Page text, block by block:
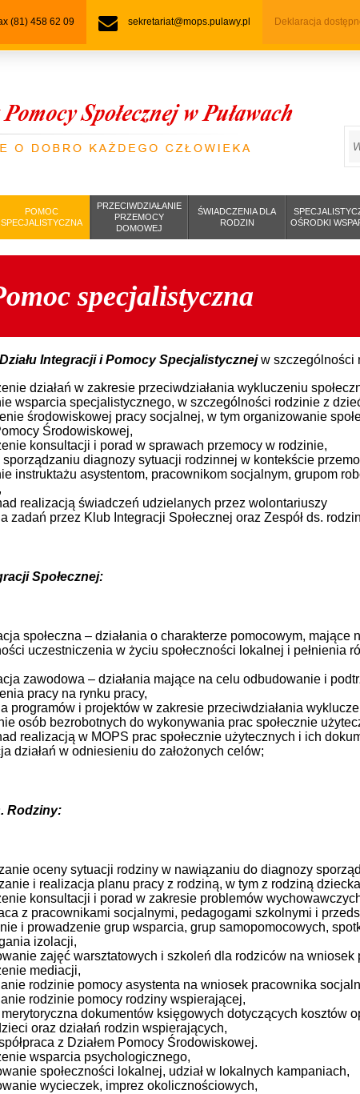
(81) 458 62 09 sekretariat@mops.pulawy.pl Deklaracja
POMOC
SPECJALISTYCZNA
PRZECIWDZIAŁANIE
PRZEMOCY
DOMOWEJ
ŚWIADCZENIA DLA
RODZIN
OŚRODKI
specjalistyczna
Działu Integracji i Pomocy Specjalistycznejw szczególności
działań w zakresie przeciwdziałania wykluczeniu
wsparcia specjalistycznego, w szczególności rodzinie z
środowiskowej pracy socjalnej, w tym organizowanie
Środowiskowej,
konsultacji i porad w sprawach przemocy w rodzinie,
sporządzaniu diagnozy sytuacji rodzinnej w kontekście
instruktażu asystentom, pracownikom socjalnym, grupom
realizacją świadczeń udzielanych przez wolontariuszy
zadań przez Klub Integracji Społecznej oraz Zespół ds.
Społecznej:
społeczna – działania o charakterze pomocowym,
uczestniczenia w życiu społeczności lokalnej i pełnienia
zawodowa – działania mające na celu odbudowanie i
pracy na rynku pracy,
programów i projektów w zakresie przeciwdziałania
osób bezrobotnych do wykonywania prac społecznie
realizacją w MOPS prac społecznie użytecznych i ich
działań w odniesieniu do założonych celów;
Rodziny:
oceny sytuacji rodziny w nawiązaniu do diagnozy
i realizacja planu pracy z rodziną, w tym z rodziną
konsultacji i porad w zakresie problemów
z pracownikami socjalnymi, pedagogami szkolnymi i
i prowadzenie grup wsparcia, grup samopomocowych,
izolacji,
zajęć warsztatowych i szkoleń dla rodziców na
mediacji,
rodzinie pomocy asystenta na wniosek pracownika
rodzinie pomocy rodziny wspierającej,
merytoryczna dokumentów księgowych dotyczących kosztów
oraz działań rodzin wspierających,
z Działem Pomocy Środowiskowej.
wsparcia psychologicznego,
społeczności lokalnej, udział w lokalnych kampaniach,
wycieczek, imprez okolicznościowych,